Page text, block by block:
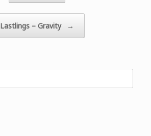
Lastlings – Gravity →